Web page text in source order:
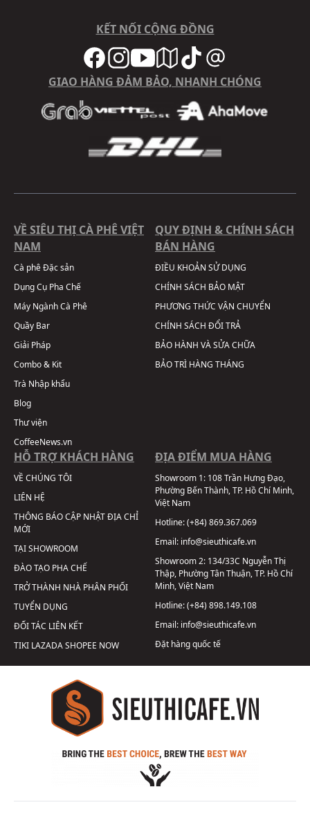
KẾT NỐI CỘNG ĐỒNG
GIAO HÀNG ĐẢM BẢO, NHANH CHÓNG
VỀ SIÊU THỊ CÀ PHÊ VIỆT
NAM
Cà phê Đặc sản
Dụng Cụ Pha Chế
Máy Ngành Cà Phê
Quầy Bar
Giải Pháp
Combo & Kit
Trà Nhập khẩu
Blog
Thư viện
CoffeeNews.vn
QUY ĐỊNH & CHÍNH SÁCH
BÁN HÀNG
ĐIỀU KHOẢN SỬ DỤNG
CHÍNH SÁCH BẢO MẬT
PHƯƠNG THỨC VẬN CHUYỂN
CHÍNH SÁCH ĐỔI TRẢ
BẢO HÀNH VÀ SỬA CHỮA
BẢO TRÌ HÀNG THÁNG
HỖ TRỢ KHÁCH HÀNG
VỀ CHÚNG TÔI
LIÊN HỆ
THÔNG BÁO CẬP NHẬT ĐỊA CHỈ
MỚI
TẠI SHOWROOM
ĐÀO TẠO PHA CHẾ
TRỞ THÀNH NHÀ PHÂN PHỐI
TUYỂN DỤNG
ĐỐI TÁC LIÊN KẾT
TIKI LAZADASHOPEE NOW
ĐỊA ĐIỂM MUA HÀNG
Showroom 1: 108 Trần Hưng Đạo,
Phường Bến Thành, TP. Hồ Chí Minh,
Việt Nam
Hotline:(+84) 869.367.069
Email: info@sieuthicafe.vn
Showroom 2: 134/33C Nguyễn Thị
Thập, Phường Tân Thuận, TP. Hồ Chí
Minh, Việt Nam
Hotline:(+84) 898.149.108
Email: info@sieuthicafe.vn
Đặt hàng quốc tế